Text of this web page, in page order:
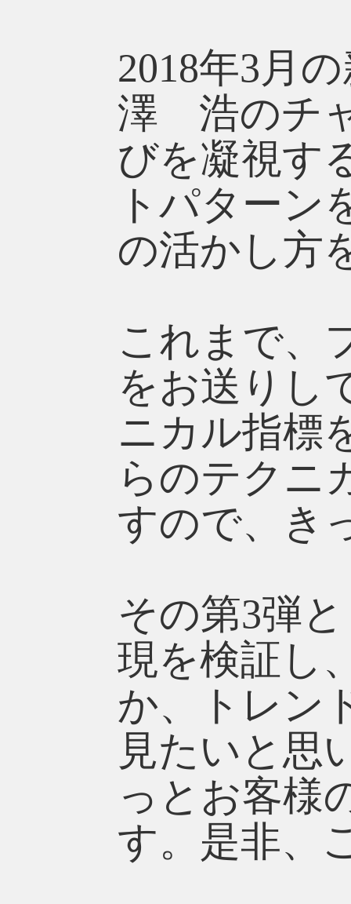
2018年3月
澤 浩のチ
びを凝視す
トパターン
の活かし方
これまで、
をお送りし
ニカル指標
らのテクニ
すので、き
その第3弾
現を検証し
か、トレン
見たいと思
っとお客様
す。是非、